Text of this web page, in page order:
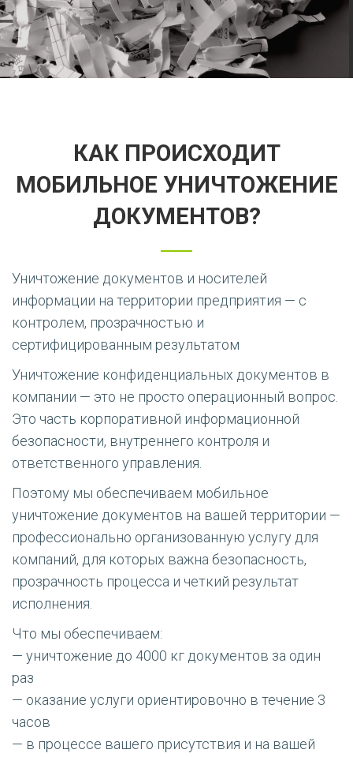
КАК ПРОИСХОДИТ
МОБИЛЬНОЕ УНИЧТОЖЕНИЕ
ДОКУМЕНТОВ?
Уничтожение документов и носителей
информации на территории предприятия — с
контролем, прозрачностью и
сертифицированным результатом
Уничтожение конфиденциальных документов в
компании — это не просто операционный вопрос.
Это часть корпоративной информационной
безопасности, внутреннего контроля и
ответственного управления.
Поэтому мы обеспечиваем мобильное
уничтожение документов на вашей территории —
профессионально организованную услугу для
компаний, для которых важна безопасность,
прозрачность процесса и четкий результат
исполнения.
Что мы обеспечиваем:
— уничтожение до 4000 кг документов за один
раз
— оказание услуги ориентировочно в течение 3
часов
— в процессе вашего присутствия и на вашей